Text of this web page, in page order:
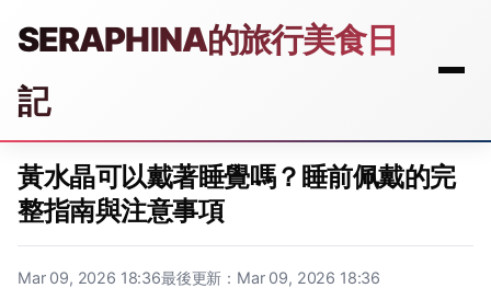
SERAPHINA的旅行美食日
記
黃水晶可以戴著睡覺嗎？睡前佩戴的完
整指南與注意事項
Mar 09, 2026 18:36最後更新：Mar 09, 2026 18:36